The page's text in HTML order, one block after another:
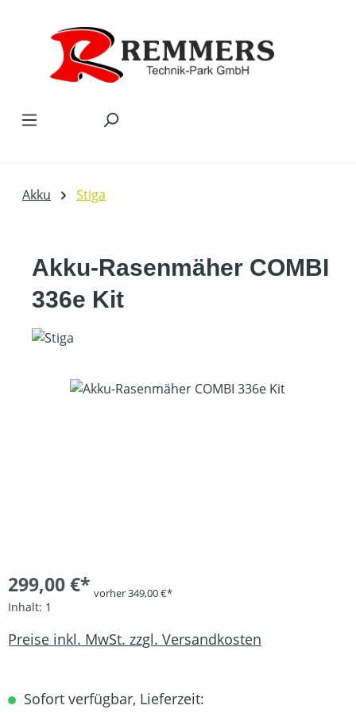
Akku Stiga
Akku-Rasenmäher COMBI
336e Kit
Bildergalerie überspringen
299,00 €* vorher 349,00 €*
Inhalt: 1
Preise inkl. MwSt. zzgl. Versandkosten
Sofort verfügbar, Lieferzeit: